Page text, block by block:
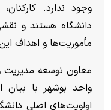
وجود ندارد.
دانشگاه هستند و
مأموریت‌ها و اهداف
معاون توسعه مدیریت
واحد بوشهر با بیان
اولویت‌های اصلی